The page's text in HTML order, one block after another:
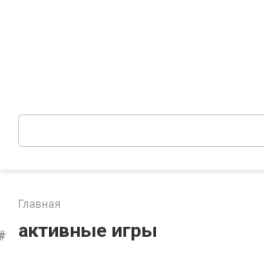
Поиск:
Главная
активные игры